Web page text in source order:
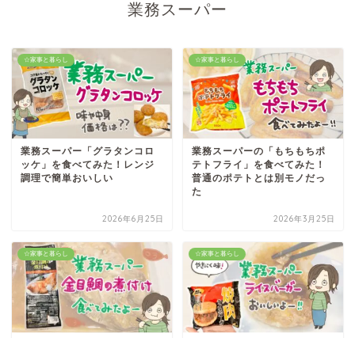
業務スーパー
☆家事と暮らし
業務スーパー「グラタンコロ
ッケ」を食べてみた！レンジ
調理で簡単おいしい
2026年6月25日
☆家事と暮らし
業務スーパーの「もちもちポ
テトフライ」を食べてみた！
普通のポテトとは別モノだっ
た
2026年3月25日
☆家事と暮らし ☆家事と暮らし